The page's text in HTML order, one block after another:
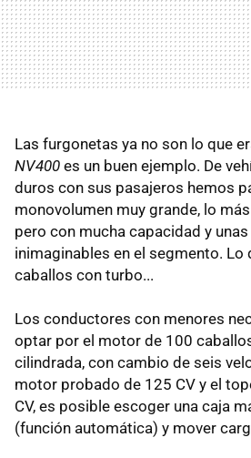
Las furgonetas ya no son lo que
NV400 es un buen ejemplo. De
duros con sus pasajeros hemos
monovolumen muy grande, lo
pero con mucha capacidad y
inimaginables en el segmento. Lo
caballos con turbo...
Los conductores con menores
optar por el motor de 100
cilindrada, con cambio de seis
motor probado de 125 CV y el
CV, es posible escoger una caja
(función automática) y mover